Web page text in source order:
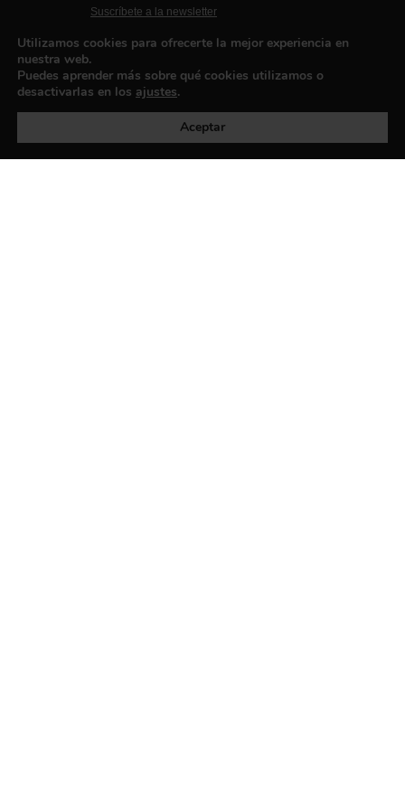
Suscríbete a la newsletter
Política de privacidad
Utilizamos cookies para ofrecerte la mejor experiencia en
nuestra web.
Puedes aprender más sobre qué cookies utilizamos o
desactivarlas en los ajustes.
Aceptar